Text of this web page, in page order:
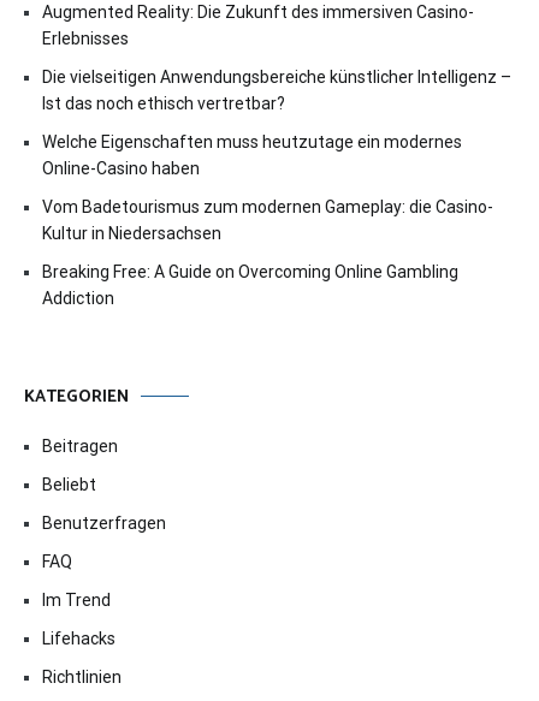
Augmented Reality: Die Zukunft des immersiven Casino-
Erlebnisses
Die vielseitigen Anwendungsbereiche künstlicher Intelligenz –
Ist das noch ethisch vertretbar?
Welche Eigenschaften muss heutzutage ein modernes
Online-Casino haben
Vom Badetourismus zum modernen Gameplay: die Casino-
Kultur in Niedersachsen
Breaking Free: A Guide on Overcoming Online Gambling
Addiction
KATEGORIEN
Beitragen
Beliebt
Benutzerfragen
FAQ
Im Trend
Lifehacks
Richtlinien